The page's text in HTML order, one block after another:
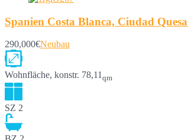
Spanien Costa Blanca, Ciudad
290,000€Neubau
Wohnfläche, konstr. 78,11 qm
SZ 2